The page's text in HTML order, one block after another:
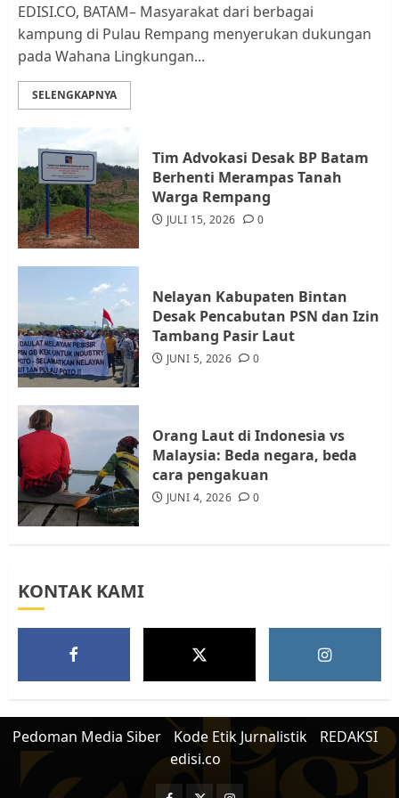
3
Kader Pajak jadi Penghubung
Pemerintah dan Masyarakat di
4
Datangi Pemko Batam, Warga
Rempang Protes Lahan Mereka
Diambil untuk Sekolah Rakyat
5
Warga Rempang Ajukan
Audiensi dengan Wali Kota
Batam, Soroti Aktivitas yang
Resahkan Warga
EDISI.CO, BATAM– Masyarakat dari berbagai
kampung di Pulau Rempang menyerukan dukungan
pada Wahana Lingkungan...
SELENGKAPNYA
Tim Advokasi Desak BP Batam
Berhenti Merampas Tanah
Warga Rempang
JULI 15, 2026 0
Nelayan Kabupaten Bintan
Desak Pencabutan PSN dan Izin
Tambang Pasir Laut
JUNI 5, 2026 0
Orang Laut di Indonesia vs
Malaysia: Beda negara, beda
cara pengakuan
JUNI 4, 2026 0
KONTAK KAMI
Pedoman Media Siber Kode Etik Jurnalistik
REDAKSI
edisi.co